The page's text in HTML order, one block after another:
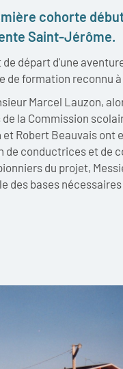
cohorte
Saint-Jérôme.
départ d'une
de formation reconnu
Marcel Lauzon,
la Commission
et Robert Beauvais ont
de conductrices et de
du projet,
des bases